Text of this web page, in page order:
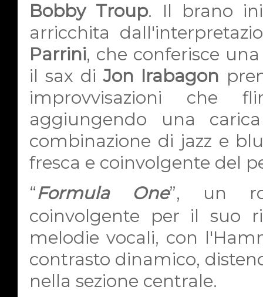
Bobby Troup. Il brano
arricchita
Parrini, che conferisce
il sax diJon Irabagon
improvvisazioni che
aggiungendo una
combinazione di jazz e
fresca e coinvolgente del
“Formula One”, un
coinvolgente per il suo
melodie vocali, con
contrasto dinamico,
nella sezione centrale.